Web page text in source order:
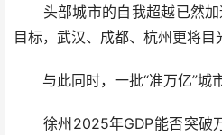
头部城市的自我超越已然加
目标，武汉、成都、杭州更将目
与此同时，一批“准万亿”城市
徐州2025年GDP能否突破